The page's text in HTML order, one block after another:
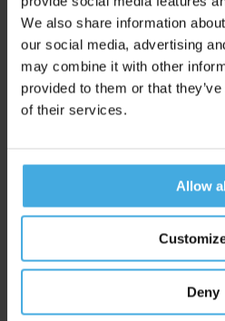
We also share information
our social media, advertising
may combine it with other
provided to them or that
of their services.
Allow
Deny
associaties.
Dag 5-7: Veldwerk
Gedurende de veldwerkdagen
online de IAT. Het is mogelijk de
Dag 8-10: Data-
De ruwe reactietijddata wordt
genormaliseerd en vervolgens